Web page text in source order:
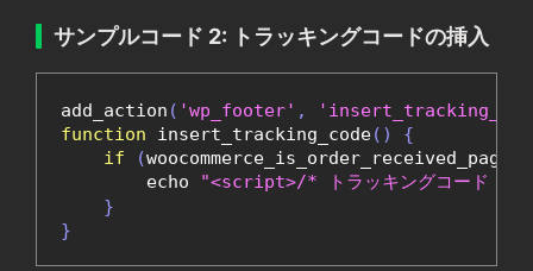
サンプルコード 2: トラッキングコードの挿入
add_action ( 'wp_footer' ,
function insert_tracking_code()
{
if
(woocommerce_is_order_received_page
        echo
"<script>/* トラッキングコード
}
}